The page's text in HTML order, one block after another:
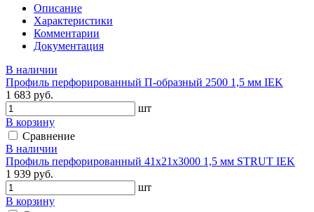
Описание
Характеристики
Комментарии
Документация
В наличии
Профиль перфорированный П-образный 2500 1,5 мм IEK
1 683 руб.
шт
В корзину
Сравнение
В наличии
Профиль перфорированный 41х21х3000 1,5 мм STRUT IEK
1 939 руб.
шт
В корзину